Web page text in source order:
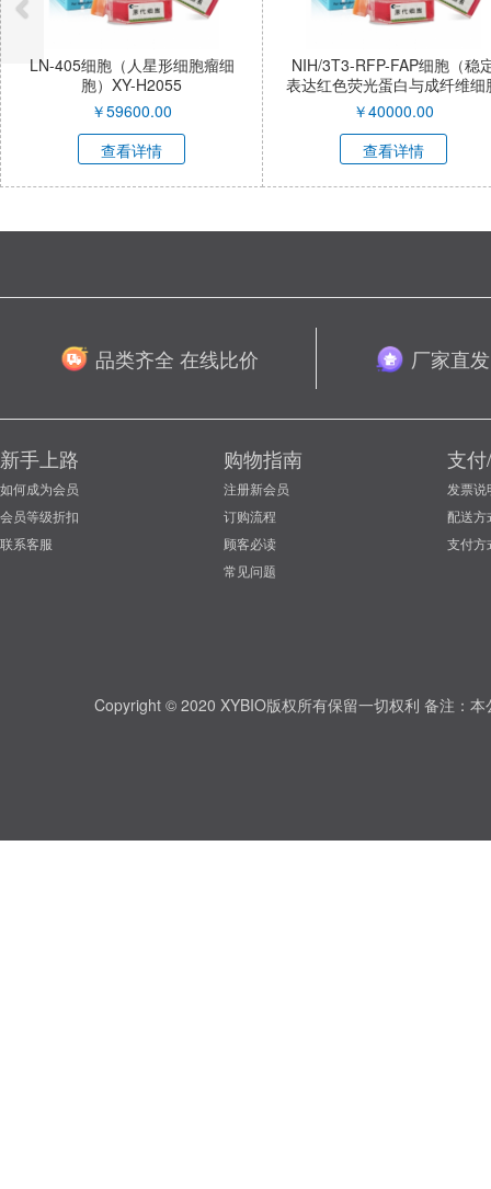
NIH/3T3-RFP-FAP细胞（稳定
表达红色荧光蛋白与成纤维细胞
激活蛋白α小鼠胚胎成纤维细
胞）XY-M053R-SL
￥40000.00
查看详情
HAP1细胞（人慢性
细胞）XY-
￥2900.00
查看详情
品类齐全 在线比价 厂家直
新手上路
如何成为会员
会员等级折扣
联系客服
购物指南
注册新会员
订购流程
顾客必读
常见问题
支
发票说
配送方
支付方
Copyright © 2020 XYBIO版权所有保留一切权利 备注：